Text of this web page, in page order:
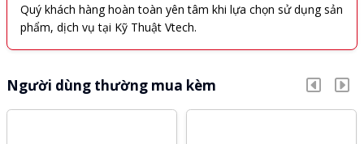
Quý khách hàng hoàn toàn yên tâm khi lựa chọn sử dụng sản
phẩm, dịch vụ tại Kỹ Thuật Vtech.
Người dùng thường mua kèm